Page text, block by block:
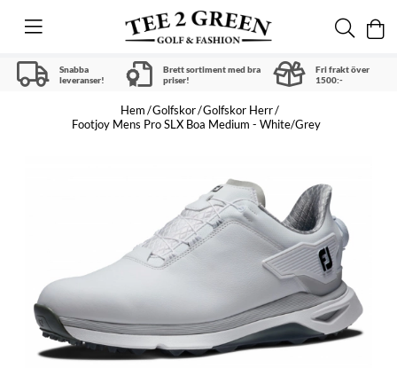
Snabba
leveranser!
Brett sortiment med bra
priser!
Fri frakt över
1500:-
Hem Golfskor Golfskor Herr
Footjoy Mens Pro SLX Boa Medium - White/Grey